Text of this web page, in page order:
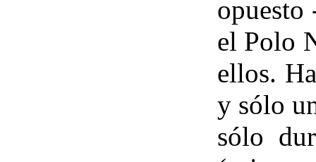
opuesto
el Polo
ellos.
y sólo
sólo